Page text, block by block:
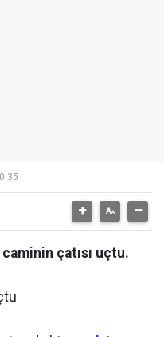
çatısı uçtu.